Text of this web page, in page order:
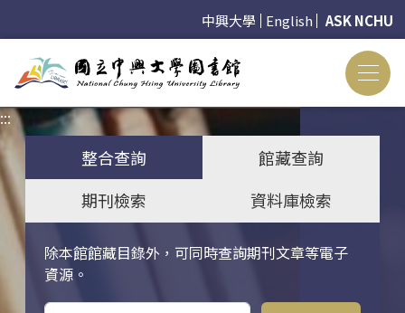
中興大學 English ASK NCHU
:::
整合查詢
館藏查詢
期刊檢索
資料庫檢索
除本館館藏目錄外，可同時查詢期刊文章等電子
資源。
關鍵字搜尋